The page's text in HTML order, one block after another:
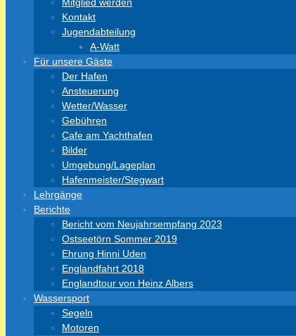
Kontakt
Jugendabteilung
A-Watt
Für unsere Gäste
Der Hafen
Ansteuerung
Wetter/Wasser
Gebühren
Cafe am Yachthafen
Bilder
Umgebung/Lageplan
Hafenmeister/Stegwart
Lehrgänge
Berichte
Bericht vom Neujahrsempfang 2023
Ostseetörn Sommer 2019
Ehrung Hinni Uden
Englandfahrt 2018
Englandtour von Heinz Albers
Wassersport
Segeln
Motoren